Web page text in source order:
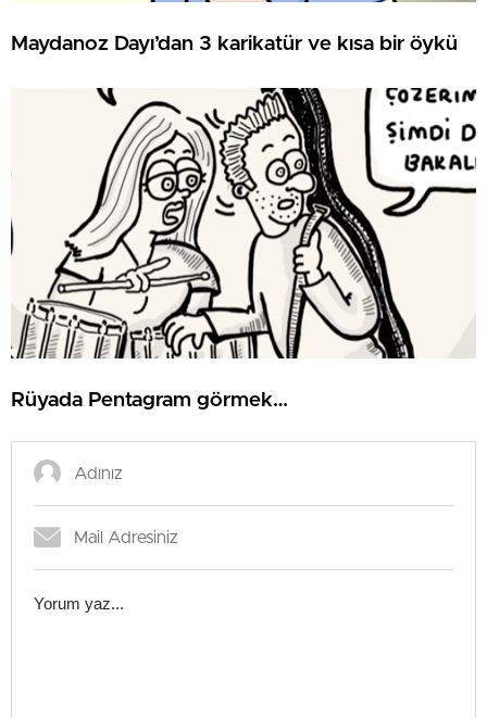
Maydanoz Dayı’dan 3 karikatür ve kısa bir öykü
Rüyada Pentagram görmek…